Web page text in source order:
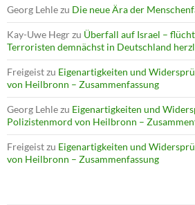
Georg Lehlezu Die neue Ära der
Kay-Uwe Hegrzu Überfall auf Israel –
Terroristen demnächst in Deutschland
Freigeistzu Eigenartigkeiten und
von Heilbronn – Zusammenfassung
Georg Lehlezu Eigenartigkeiten und
Polizistenmord von Heilbronn –
Freigeistzu Eigenartigkeiten und
von Heilbronn – Zusammenfassung